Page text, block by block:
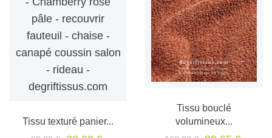
Tissu texturé panier...
Tissu bouclé
volumineux...